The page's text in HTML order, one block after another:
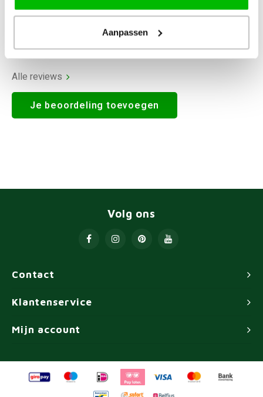
Aanpassen
Alle reviews
Je beoordeling toevoegen
Contact
Volg ons
Klantenservice
Mijn account